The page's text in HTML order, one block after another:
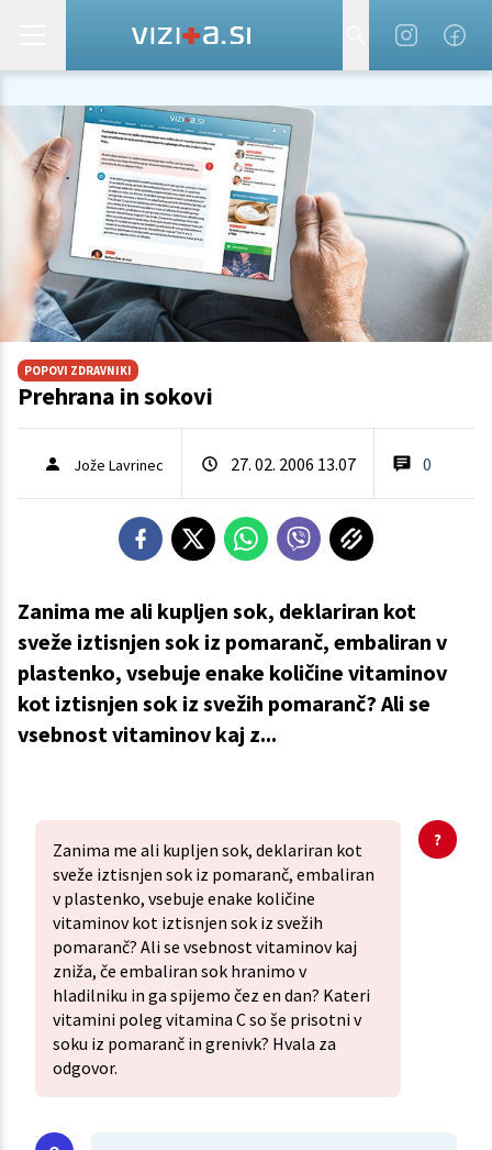
POPOVI ZDRAVNIKI
Prehrana in sokovi
Jože Lavrinec 27. 02. 2006 13.07 0
Zanima me ali kupljen sok, deklariran kot
sveže iztisnjen sok iz pomaranč, embaliran v
plastenko, vsebuje enake količine vitaminov
kot iztisnjen sok iz svežih pomaranč? Ali se
vsebnost vitaminov kaj z...
Zanima me ali kupljen sok, deklariran kot
sveže iztisnjen sok iz pomaranč, embaliran
v plastenko, vsebuje enake količine
vitaminov kot iztisnjen sok iz svežih
pomaranč? Ali se vsebnost vitaminov kaj
zniža, če embaliran sok hranimo v
hladilniku in ga spijemo čez en dan? Kateri
vitamini poleg vitamina C so še prisotni v
soku iz pomaranč in grenivk? Hvala za
odgovor.